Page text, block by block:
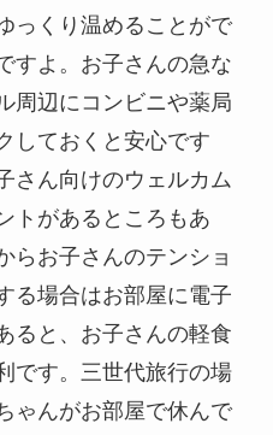
っくり温めることがで
すよ。お子さんの急な
周辺にコンビニや薬局
しておくと安心です
さん向けのウェルカム
トがあるところもあ
らお子さんのテンショ
る場合はお部屋に電子
ると、お子さんの軽食
です。三世代旅行の場
ゃんがお部屋で休んで